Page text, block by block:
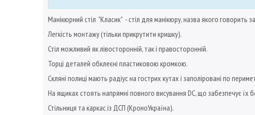
Манікюрний стіл "Класик" - стіл для манікюру, назва якого
Легкість монтажу (тільки прикрутити кришку).
Стіл можливий як лівосторонній, так і правосторонній.
Торці деталей обклеєні пластиковою кромкою.
Скляні полиці мають радіус на гострих кутах і заполіровані по
На ящиках стоять напрямні повного висування DC, що забезпечує їх
Стільниця та каркас із ДСП (КроноУкраїна).